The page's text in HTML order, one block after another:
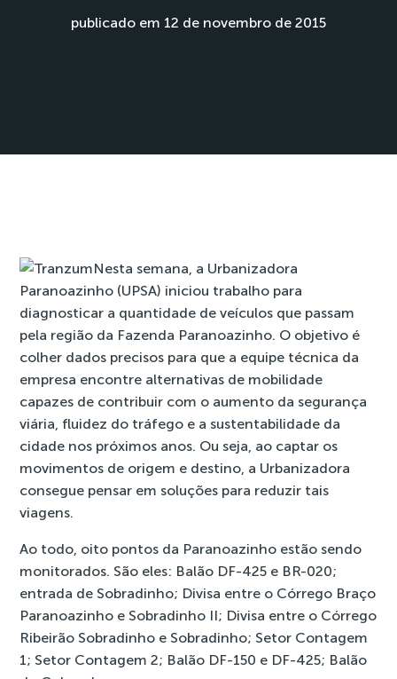
publicado em 12 de novembro de 2015
Nesta semana, a Urbanizadora
Paranoazinho (UPSA) iniciou trabalho para
diagnosticar a quantidade de veículos que passam
pela região da Fazenda Paranoazinho. O objetivo é
colher dados precisos para que a equipe técnica da
empresa encontre alternativas de mobilidade
capazes de contribuir com o aumento da segurança
viária, fluidez do tráfego e a sustentabilidade da
cidade nos próximos anos. Ou seja, ao captar os
movimentos de origem e destino, a Urbanizadora
consegue pensar em soluções para reduzir tais
viagens.
Ao todo, oito pontos da Paranoazinho estão sendo
monitorados. São eles: Balão DF-425 e BR-020;
entrada de Sobradinho; Divisa entre o Córrego Braço
Paranoazinho e Sobradinho II; Divisa entre o Córrego
Ribeirão Sobradinho e Sobradinho; Setor Contagem
1; Setor Contagem 2; Balão DF-150 e DF-425; Balão